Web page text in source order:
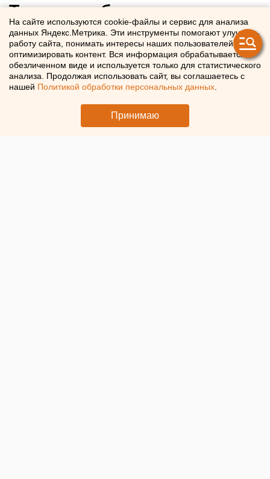
Такси-автобусы для
многодетных и центры
долголетия – что предлагает
ЕР в предвыборной
программе
«Единая Россия» провела форум по предложениям в
На сайте используются cookie-файлы и сервис для анализа
данных Яндекс.Метрика. Эти инструменты помогают улучшать
работу сайта, понимать интересы наших пользователей и
оптимизировать контент. Вся информация обрабатывается в
обезличенном виде и используется только для статистического
анализа. Продолжая использовать сайт, вы соглашаетесь с
нашей Политикой обработки персональных данных
Принимаю